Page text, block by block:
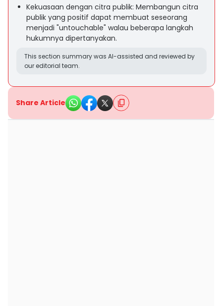
Kekuasaan dengan citra publik: Membangun citra
publik yang positif dapat membuat seseorang
menjadi "untouchable" walau beberapa langkah
hukumnya dipertanyakan.
This section summary was AI-assisted and reviewed by
our editorial team.
Share Article